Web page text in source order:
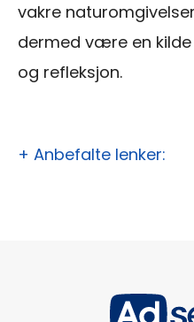
vakre
dermed være en
og refleksjon.
+ Anbefalte lenker: